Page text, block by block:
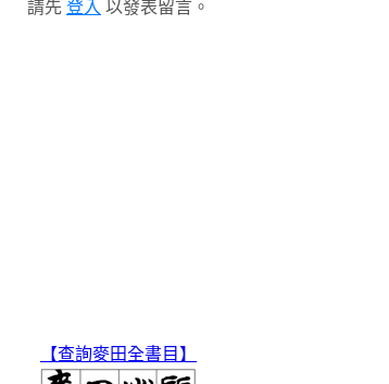
請先 登入 以發表留言。
【查詢麥田全書目】